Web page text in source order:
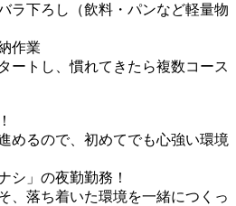
ラ下ろし（飲料・パンなど軽量物
作業
ートし、慣れてきたら複数コース
めるので、初めてでも心強い環境
シ」の夜勤勤務！
、落ち着いた環境を一緒につくっ